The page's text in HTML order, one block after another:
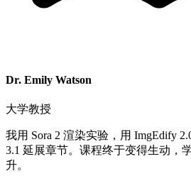
Dr. Emily Watson
大学教授
我用 Sora 2 渲染实验，用 ImgEdify
3.1 延展章节。课程终于变得生动，
升。